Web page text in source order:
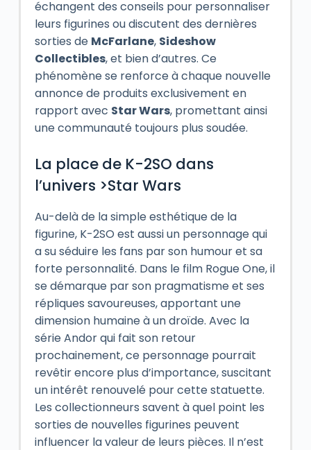
échangent des conseils pour personnaliser
leurs figurines ou discutent des dernières
sorties de McFarlane, Sideshow
Collectibles, et bien d’autres. Ce
phénomène se renforce à chaque nouvelle
annonce de produits exclusivement en
rapport avec Star Wars, promettant ainsi
une communauté toujours plus soudée.
La place de K-2SO dans
l’univers >Star Wars
Au-delà de la simple esthétique de la
figurine, K-2SO est aussi un personnage qui
a su séduire les fans par son humour et sa
forte personnalité. Dans le film Rogue One, il
se démarque par son pragmatisme et ses
répliques savoureuses, apportant une
dimension humaine à un droïde. Avec la
série Andor qui fait son retour
prochainement, ce personnage pourrait
revêtir encore plus d’importance, suscitant
un intérêt renouvelé pour cette statuette.
Les collectionneurs savent à quel point les
sorties de nouvelles figurines peuvent
influencer la valeur de leurs pièces. Il n’est